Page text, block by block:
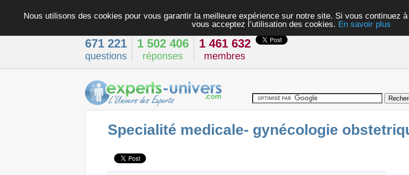
Nous utilisons des cookies pour vous garantir la meilleure expérience sur notre site. Si vous continuez
vous acceptez l’utilisation des cookies. En savoir plus
671 221
questions
1 502 406
réponses
1 461 632
membres
Specialité medicale- gynécologie